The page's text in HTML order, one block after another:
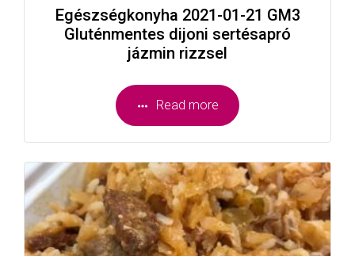
Egészségkonyha 2021-01-21 GM3
Gluténmentes dijoni sertésapró
jázmin rizzsel
Read more